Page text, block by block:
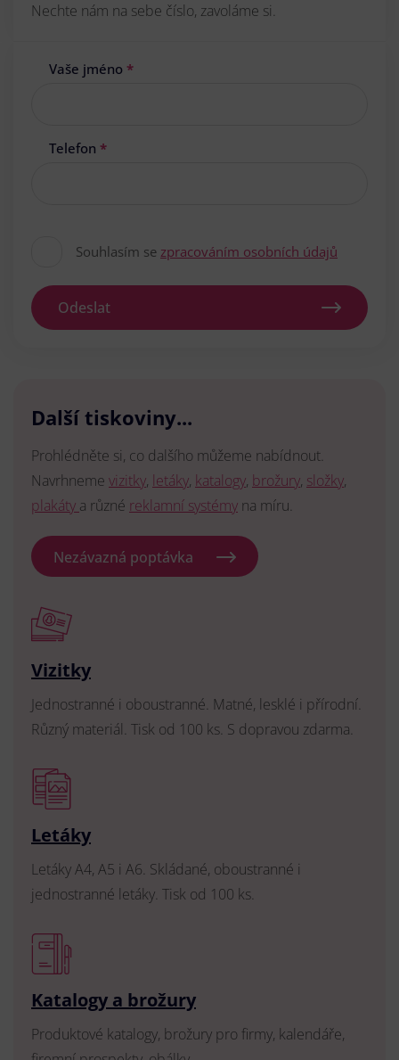
Nechte nám na sebe číslo, zavoláme si.
Vaše jméno *
Telefon *
Souhlasím se zpracováním osobních údajů
Odeslat
Další tiskoviny...
Prohlédněte si, co dalšího můžeme nabídnout.
Navrhneme vizitky, letáky, katalogy, brožury, složky,
plakáty a různé reklamní systémy na míru.
Nezávazná poptávka
Vizitky
Jednostranné i oboustranné. Matné, lesklé i přírodní.
Různý materiál. Tisk od 100 ks. S dopravou zdarma.
Letáky
Letáky A4, A5 i A6. Skládané, oboustranné i
jednostranné letáky. Tisk od 100 ks.
Katalogy a brožury
Produktové katalogy, brožury pro firmy, kalendáře,